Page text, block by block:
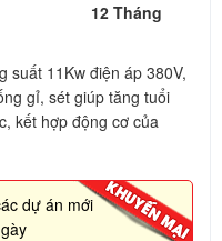
12 Tháng
suất 11Kw điện áp 380V,
gỉ, sét giúp tăng tuổi
kết hợp động cơ của
dự án mới